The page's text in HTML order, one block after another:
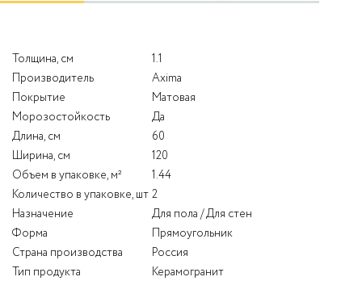
Толщина, см
1.1
Производитель
Axima
Покрытие
Матовая
Морозостойкость
Да
Длина, см
60
Ширина, см
120
Объем в упаковке, м²
1.44
Количество в упаковке, шт 2
Назначение
Для пола / Для стен
Форма
Прямоугольник
Страна производства
Россия
Тип продукта
Керамогранит